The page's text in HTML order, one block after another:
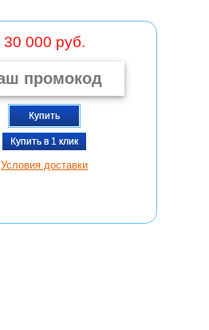
30 000 руб.
Купить
Купить в 1 клик
Условия доставки